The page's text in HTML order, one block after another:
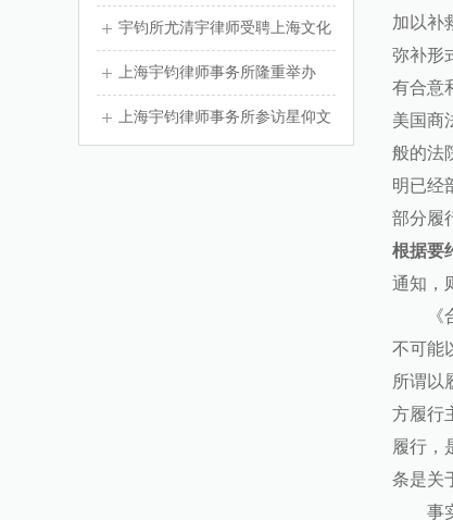
办
宇钧所尤清宇律师受聘上海文化
娱乐行业协会律师志愿团负责人
上海宇钧律师事务所隆重举办
2024年度年会活动
上海宇钧律师事务所参访星仰文
加以补
弥补形
有合意
美国商
般的法
明已经
部分履
根据要
通知，
不可能
所谓以
方履行
履行，
条是关
事